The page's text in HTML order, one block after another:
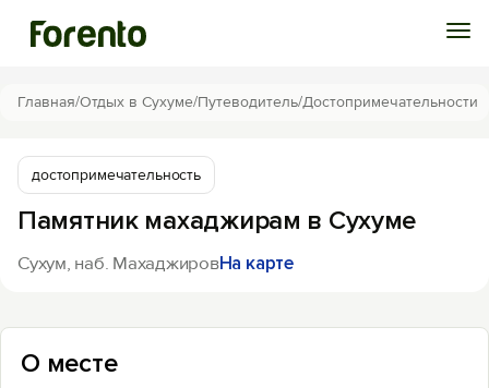
Войти
Избранное
История просмотра
Главная/Отдых в Сухуме/Путеводитель/Достопримечательности
достопримечательность
Памятник махаджирам в Сухуме
Сухум, наб. МахаджировНа карте
О месте